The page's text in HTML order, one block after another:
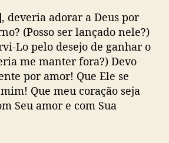
deveria adorar a Deus por
(Posso ser lançado nele?)
Lo pelo desejo de ganhar o
me manter fora?) Devo
por amor! Que Ele se
Que meu coração seja
Seu amor e com Sua